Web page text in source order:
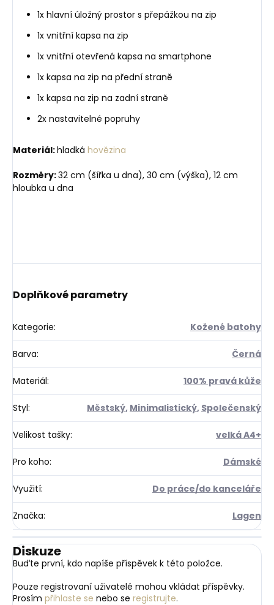
1x hlavní úložný prostor s přepážkou na zip
1x vnitřní kapsa na zip
1x vnitřní otevřená kapsa na smartphone
1x kapsa na zip na přední straně
1x kapsa na zip na zadní straně
2x nastavitelné popruhy
Materiál:hladká hovězina
Rozměry:32 cm (šířka u dna), 30 cm (výška), 12 cm
hloubka u dna
Doplňkové parametry
Kategorie: Kožené batohy
Barva: Černá
Materiál: 100% pravá kůže
Styl: Městský, Minimalistický, Společenský
Velikost tašky: velká A4+
Pro koho: Dámské
Využití: Do práce/do kanceláře
Značka: Lagen
Diskuze
Buďte první, kdo napíše příspěvek k této položce.
Pouze registrovaní uživatelé mohou vkládat příspěvky.
Prosím přihlaste se nebo se registrujte.